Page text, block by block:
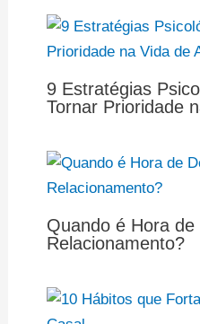
9 Estratégias
Tornar Prioridade
Quando é Hora
Relacionamento?